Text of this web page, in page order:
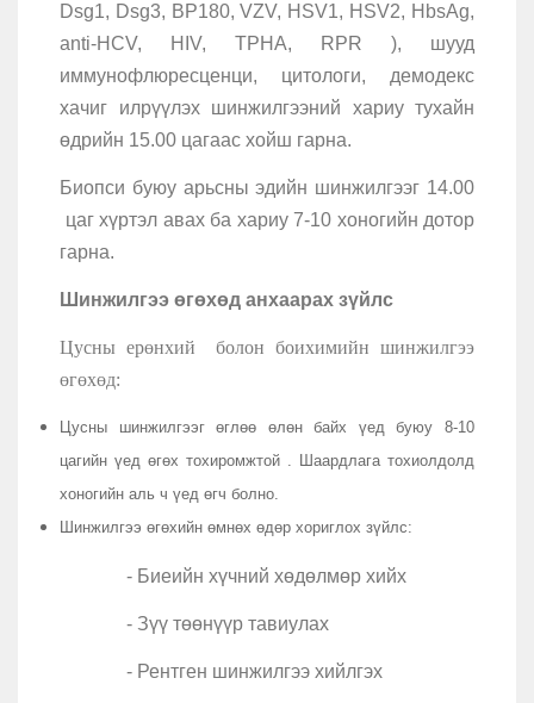
Dsg1, Dsg3, BP180, VZV, HSV1, HSV2, HbsAg,
anti-HCV, НIV, TPHA, RPR ), шууд
иммунофлюресценци, цитологи, демодекс
хачиг илрүүлэх шинжилгээний хариу тухайн
өдрийн 15.00 цагаас хойш гарна.
Биопси буюу арьсны эдийн шинжилгээг 14.00
цаг хүртэл авах ба хариу 7-10 хоногийн дотор
гарна.
Шинжилгээ өгөхөд анхаарах зүйлс
Цусны ерөнхий болон боихимийн шинжилгээ
өгөхөд:
Цусны шинжилгээг өглөө өлөн байх үед буюу 8-10
цагийн үед өгөх тохиромжтой . Шаардлага тохиолдолд
хоногийн аль ч үед өгч болно.
Шинжилгээ өгөхийн өмнөх өдөр хориглох зүйлс:
- Биеийн хүчний хөдөлмөр хийх
- Зүү төөнүүр тавиулах
- Рентген шинжилгээ хийлгэх